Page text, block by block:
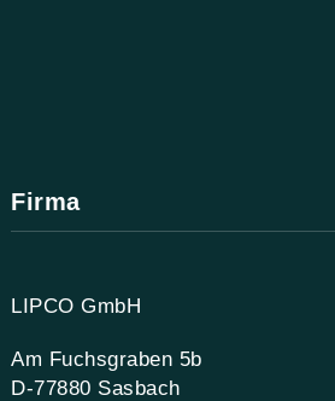
Firma
LIPCO GmbH
Am Fuchsgraben 5b
D-77880 Sasbach